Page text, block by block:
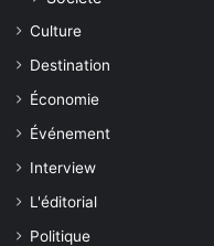
Culture
Destination
Économie
Événement
Interview
L'éditorial
Politique